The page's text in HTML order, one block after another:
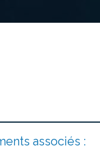
associés :